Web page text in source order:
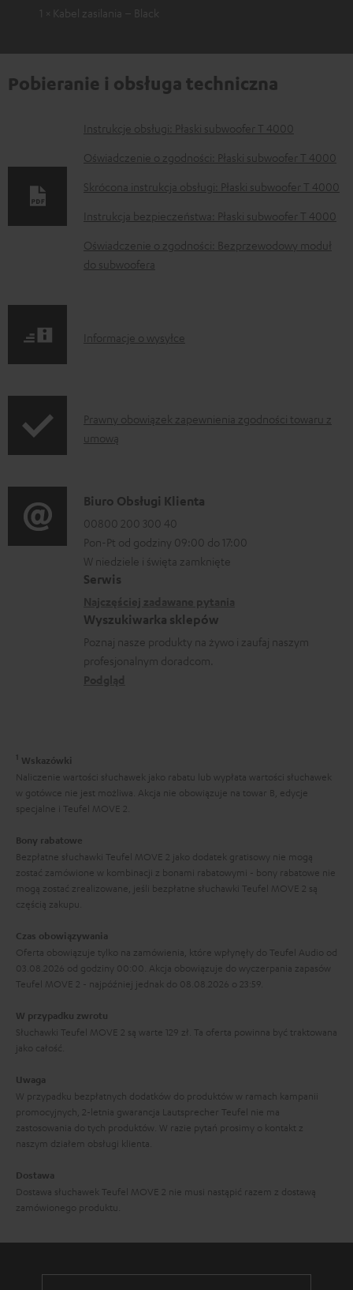
1 × Kabel zasilania – Black
Pobieranie i obsługa techniczna
D
o
m
e
n
d
o
b
n
i
a
Instrukcje obsługi: Płaski subwoofer T 4000
Oświadczenie o zgodności: Płaski subwoofer T 4000
Skrócona instrukcja obsługi: Płaski subwoofer T 4000
Instrukcja bezpieczeństwa: Płaski subwoofer T 4000
Oświadczenie o zgodności: Bezprzewodowy moduł
do subwoofera
I
o
r
c
j
e
o
y
s
y
Informacje o wysyłce
I
n
o
r
m
a
c
j
e
d
z
ą
g
w
r
a
n
c
j
Prawny obowiązek zapewnienia zgodności towaru z
umową
D
a
n
e
o
n
t
w
e
Biuro Obsługi Klienta
00800 200 300 40
Pon-Pt od godziny 09:00 do 17:00
W niedziele i święta zamknięte
Serwis
Wyszukiwarka sklepów
Poznaj nasze produkty na żywo i zaufaj naszym
profesjonalnym doradcom.
1 Wskazówki
Naliczenie wartości słuchawek jako rabatu lub wypłata wartości słuchawek
w gotówce nie jest możliwa. Akcja nie obowiązuje na towar B, edycje
specjalne i Teufel MOVE 2.
Bony rabatowe
Bezpłatne słuchawki Teufel MOVE 2 jako dodatek gratisowy nie mogą
zostać zamówione w kombinacji z bonami rabatowymi - bony rabatowe nie
mogą zostać zrealizowane, jeśli bezpłatne słuchawki Teufel MOVE 2 są
częścią zakupu.
Czas obowiązywania
Oferta obowiązuje tylko na zamówienia, które wpłynęły do Teufel Audio od
03.08.2026 od godziny 00:00. Akcja obowiązuje do wyczerpania zapasów
Teufel MOVE 2 - najpóźniej jednak do 08.08.2026 o 23:59.
W przypadku zwrotu
Słuchawki Teufel MOVE 2 są warte 129 zł. Ta oferta powinna być traktowana
jako całość.
Uwaga
W przypadku bezpłatnych dodatków do produktów w ramach kampanii
promocyjnych, 2-letnia gwarancja Lautsprecher Teufel nie ma
zastosowania do tych produktów. W razie pytań prosimy o kontakt z
naszym działem obsługi klienta.
Dostawa
Dostawa słuchawek Teufel MOVE 2 nie musi nastąpić razem z dostawą
zamówionego produktu.